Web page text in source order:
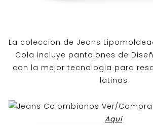
La coleccion de Jeans
Cola incluye pantalones de
con la mejor tecnologia para
latinas
Ver/
Aqui